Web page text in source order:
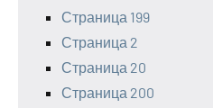
Страница 199
Страница 2
Страница 20
Страница 200